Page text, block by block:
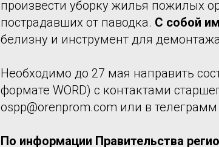
произвести уборку жилья пожилых
пострадавших от паводка. С собой
белизну и инструмент для
Необходимо до 27 мая направить
формате WORD) с контактами
ospp@orenprom.com или в телеграмм
По информации Правительства